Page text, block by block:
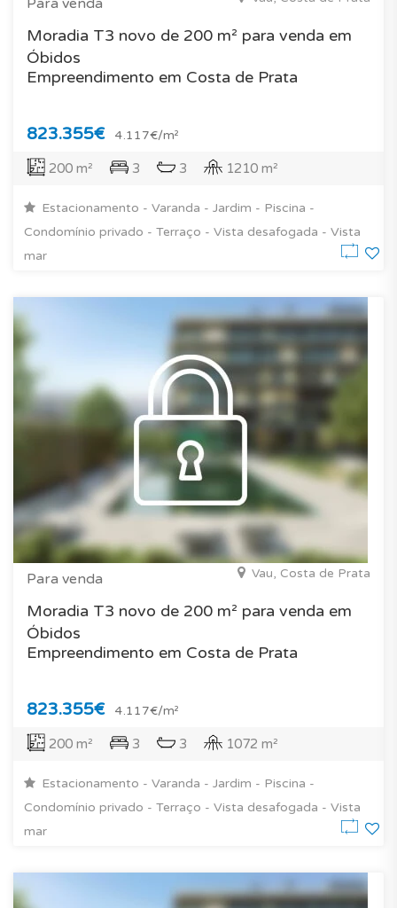
Moradia T3 novo de 200 m² para venda em
Óbidos
Empreendimento em Costa de Prata
823.355€ 4.117€/m²
200 m² 3 3 1210 m²
Estacionamento - Varanda - Jardim - Piscina -
Condomínio privado - Terraço - Vista desafogada - Vista
mar
Para venda Vau, Costa de Prata
Moradia T3 novo de 200 m² para venda em
Óbidos
Empreendimento em Costa de Prata
823.355€ 4.117€/m²
200 m² 3 3 1072 m²
Estacionamento - Varanda - Jardim - Piscina -
Condomínio privado - Terraço - Vista desafogada - Vista
mar